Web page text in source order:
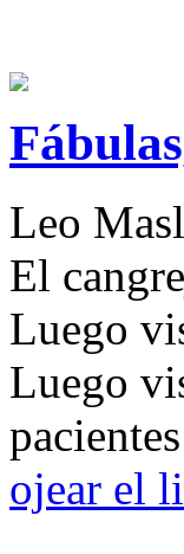
Leo
El
Luego
Luego
ojear el